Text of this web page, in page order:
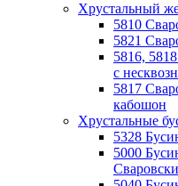
Хрустальный
5810
5821
5816,
с
5817
кабошон
Хрустальные
5328
5000